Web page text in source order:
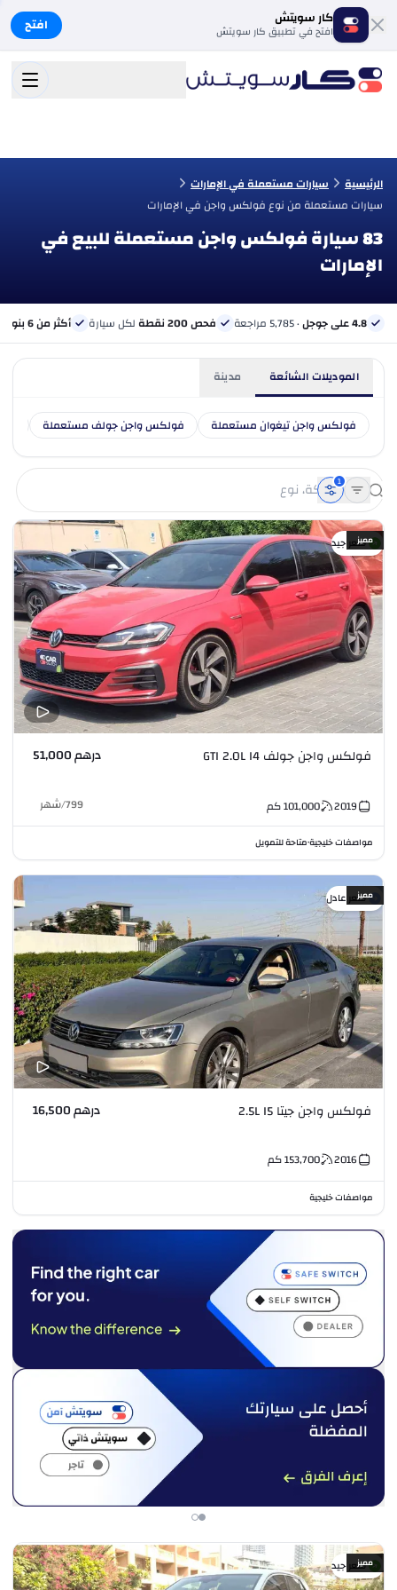
كار سويتش
افتح في تطبيق كار سويتش افتح
الرئيسية
سيارات مستعملة في الإمارات
سيارات مستعملة من نوع فولكس واجن في الإمارات
83 سيارة فولكس واجن مستعملة للبيع في
الإمارات
4.8 على جوجل · 5,785 مراجعة فحص 200 نقطة لكل سيارة أكثر من 6 بنوك
الموديلات الشائعة مدينة
فولكس واجن تيغوان مستعملة فولكس واجن جولف مستعملة
1
سعر جيدمميز
فولكس واجن جولف GTI 2.0L I4 درهم 51,000
2019
101,000كم 799
/شهر
مواصفات خليجية•متاحة للتمويل
سعر عادلمميز
فولكس واجن جيتا 2.5L I5 درهم 16,500
2016
153,700كم
مواصفات خليجية
سعر جيدمميز